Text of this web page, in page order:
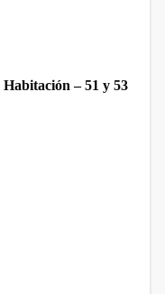
– 51 y 53